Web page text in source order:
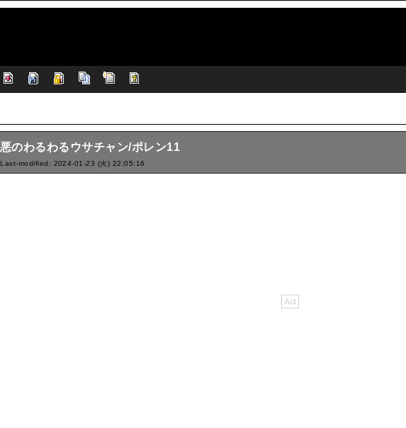
悪のわるわるウサチャン/ポレン11
Last-modified: 2024-01-23 (火) 22:05:16